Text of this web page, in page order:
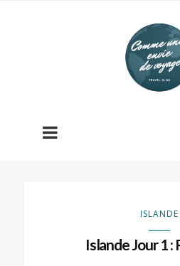
de
ISLANDE
Islande Jour 1 :